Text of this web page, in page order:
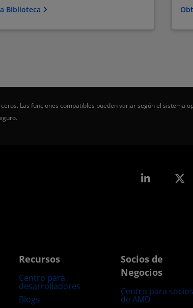
Biblioteca
Las funciones compatibles pueden variar según el sistema
LinkedIn
Recursos
Centro para
desarrolladores
Blogs
Socios de
Negocios
Centro para socios
de AMD